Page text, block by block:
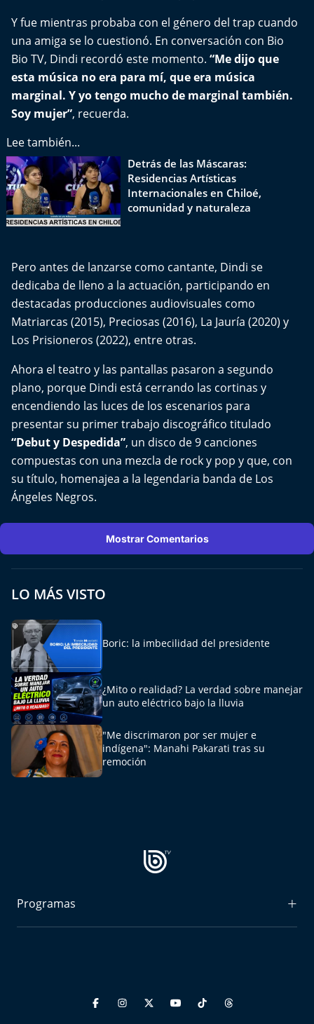
Efemérides
Cultura y Espectáculos
Del Fin del Mundo
Deportes
Conexión Digital
La Ruta del Pulsar
Psicología Abierta
Impacto Tecnológico
Sesiones Dieciocheras
Expreso PM
Conecta Vida
El Mejor País de Chile
Te invito a tomar once
Bío Bío en Ruta
Especiales
Chiche cuadra y su parrilla
Chile, Historia de 30 años
Carrera a La Moneda
Aquí Estamos
Sello de raza
Y fue mientras probaba con el género del trap cuando
una amiga se lo cuestionó. En conversación con Bio
Bio TV, Dindi recordó este momento. “Me dijo que
esta música no era para mí, que era música
marginal. Y yo tengo mucho de marginal también.
Soy mujer”, recuerda.
Lee también...
Detrás de las Máscaras:
Residencias Artísticas
Internacionales en Chiloé,
comunidad y naturaleza
Pero antes de lanzarse como cantante, Dindi se
dedicaba de lleno a la actuación, participando en
destacadas producciones audiovisuales como
Matriarcas (2015), Preciosas (2016), La Jauría (2020) y
Los Prisioneros (2022), entre otras.
Ahora el teatro y las pantallas pasaron a segundo
plano, porque Dindi está cerrando las cortinas y
encendiendo las luces de los escenarios para
presentar su primer trabajo discográfico titulado
“Debut y Despedida”, un disco de 9 canciones
compuestas con una mezcla de rock y pop y que, con
su título, homenajea a la legendaria banda de Los
Ángeles Negros.
Mostrar Comentarios
LO MÁS VISTO
Boric: la imbecilidad del presidente
¿Mito o realidad? La verdad sobre manejar
un auto eléctrico bajo la lluvia
"Me discrimaron por ser mujer e
indígena": Manahi Pakarati tras su
remoción
Programas
Podría Ser Peor